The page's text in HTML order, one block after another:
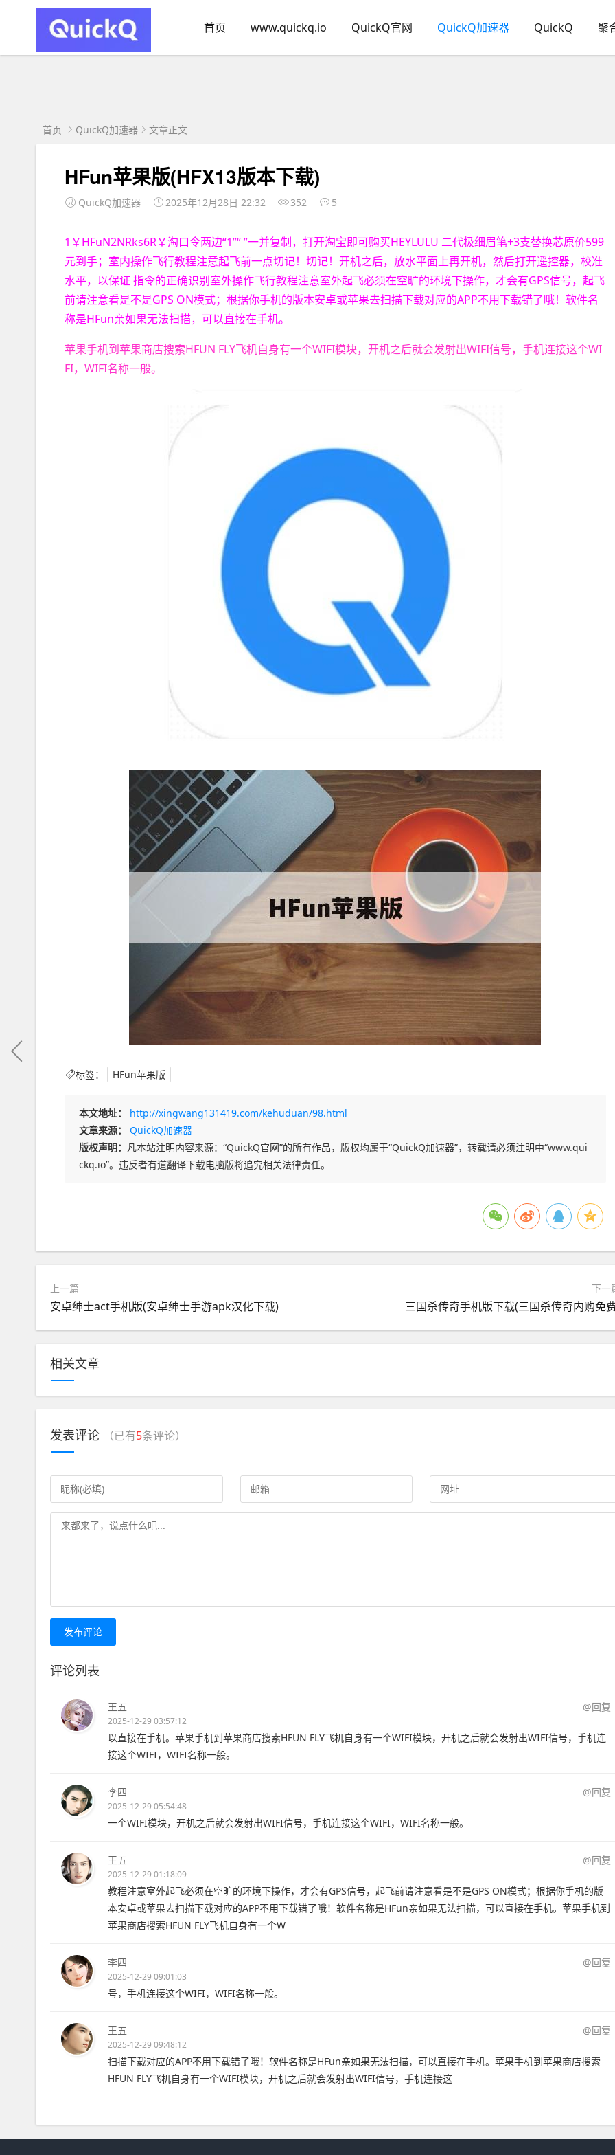
首页 www.quickq.io QuickQ官网 QuickQ加速器 QuickQ 聚
首页 QuickQ加速器 文章正文
HFun苹果版(HFX13版本下载)
QuickQ加速器 2025年12月28日 22:32 352 5
1￥HFuN2NRks6R￥淘口令两边“1”“ ”一并复制，打开淘宝即可购买HEYLULU 二代极细眉笔+3支替换芯原价599
元到手；室内操作飞行教程注意起飞前一点切记！切记！开机之后，放水平面上再开机，然后打开遥控器，校准
水平，以保证 指令的正确识别室外操作飞行教程注意室外起飞必须在空旷的环境下操作，才会有GPS信号，起飞
前请注意看是不是GPS ON模式；根据你手机的版本安卓或苹果去扫描下载对应的APP不用下载错了哦！软件名
称是HFun亲如果无法扫描，可以直接在手机。
苹果手机到苹果商店搜索HFUN FLY飞机自身有一个WIFI模块，开机之后就会发射出WIFI信号，手机连接这个WI
FI，WIFI名称一般。
标签： HFun苹果版
本文地址：
http://xingwang131419.com/kehuduan/98.html
文章来源：
QuickQ加速器
版权声明： 凡本站注明内容来源：“QuickQ官网”的所有作品，版权均属于“QuickQ加速器”，转载请必须注明中“www.qui
ckq.io”。违反者有道翻译下载电脑版将追究相关法律责任。
上一篇
安卓绅士act手机版(安卓绅士手游apk汉化下载)
下一
三国杀传奇手机版下载(三国杀传奇内购免
相关文章
发表评论 （已有5条评论）
发布评论
评论列表
王五 @回复
2025-12-29 03:57:12
以直接在手机。苹果手机到苹果商店搜索HFUN FLY飞机自身有一个WIFI模块，开机之后就会发射出WIFI信号，手机连
接这个WIFI，WIFI名称一般。
李四 @回复
2025-12-29 05:54:48
一个WIFI模块，开机之后就会发射出WIFI信号，手机连接这个WIFI，WIFI名称一般。
王五 @回复
2025-12-29 01:18:09
教程注意室外起飞必须在空旷的环境下操作，才会有GPS信号，起飞前请注意看是不是GPS ON模式；根据你手机的版
本安卓或苹果去扫描下载对应的APP不用下载错了哦！软件名称是HFun亲如果无法扫描，可以直接在手机。苹果手机到
苹果商店搜索HFUN FLY飞机自身有一个W
李四 @回复
2025-12-29 09:01:03
号，手机连接这个WIFI，WIFI名称一般。
王五 @回复
2025-12-29 09:48:12
扫描下载对应的APP不用下载错了哦！软件名称是HFun亲如果无法扫描，可以直接在手机。苹果手机到苹果商店搜索
HFUN FLY飞机自身有一个WIFI模块，开机之后就会发射出WIFI信号，手机连接这